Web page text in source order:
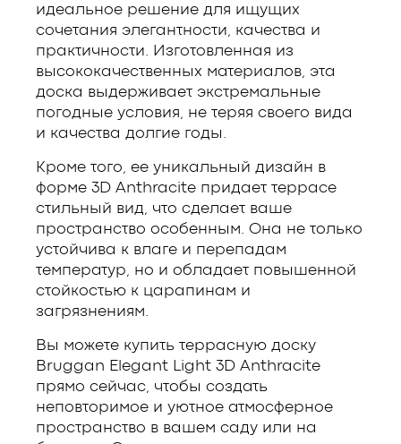
идеальное решение для ищущих
сочетания элегантности, качества и
практичности. Изготовленная из
высококачественных материалов, эта
доска выдерживает экстремальные
погодные условия, не теряя своего вида
и качества долгие годы.
Кроме того, ее уникальный дизайн в
форме 3D Anthracite придает террасе
стильный вид, что сделает ваше
пространство особенным. Она не только
устойчива к влаге и перепадам
температур, но и обладает повышенной
стойкостью к царапинам и
загрязнениям.
Вы можете купить террасную доску
Bruggan Elegant Light 3D Anthracite
прямо сейчас, чтобы создать
неповторимое и уютное атмосферное
пространство в вашем саду или на